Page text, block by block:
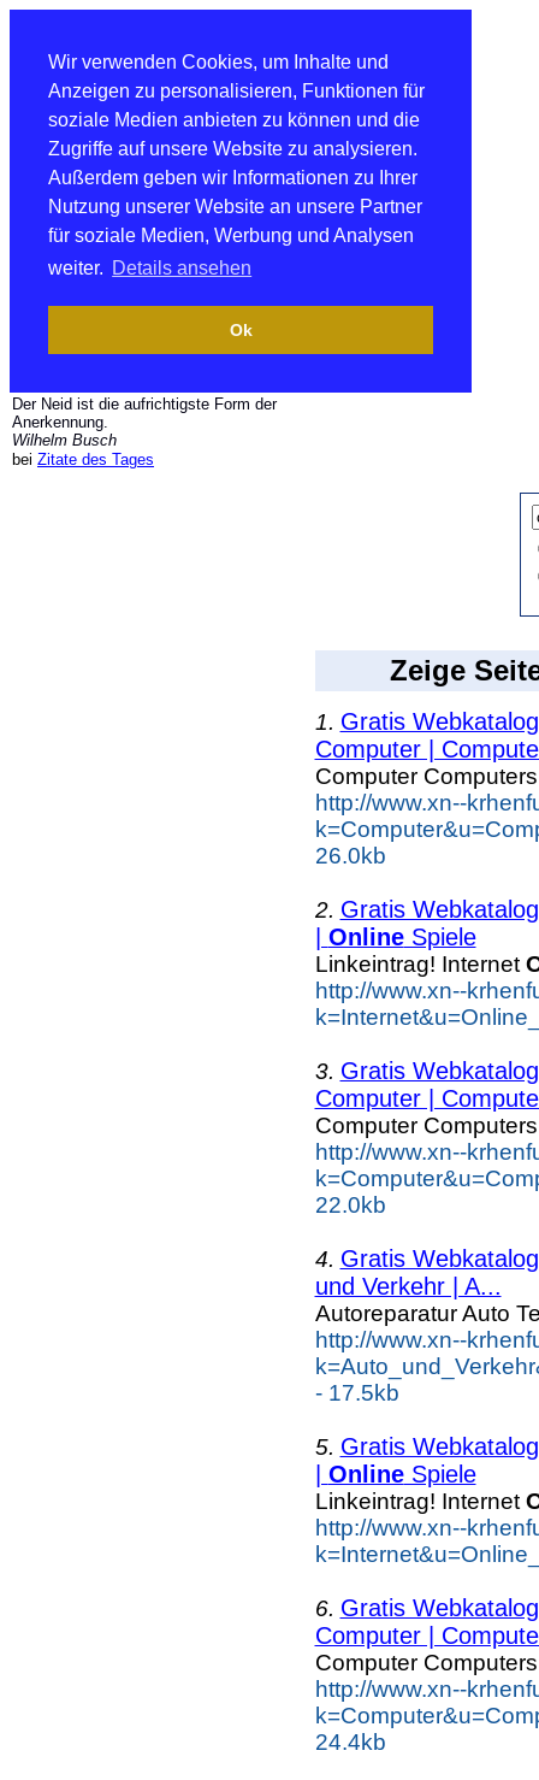
Wir verwenden Cookies, um Inhalte und
Anzeigen zu personalisieren, Funktionen für
soziale Medien anbieten zu können und die
Zugriffe auf unsere Website zu analysieren.
Außerdem geben wir Informationen zu Ihrer
Nutzung unserer Website an unsere Partner
für soziale Medien, Werbung und Analysen
weiter. Details ansehen
Ok
Der Neid ist die aufrichtigste Form der
Anerkennung.
Wilhelm Busch
bei Zitate des Tages
Zeige
1. Gratis
Computer |
Computer
http://www.xn--
26.0kb
2. Gratis
OnlineSpiele
Linkeintrag! Internet
http://www.xn--
3. Gratis
Computer |
Computer
http://www.xn--
22.0kb
4. Gratis
und Verkehr | A...
Autoreparatur Auto
http://www.xn--
- 17.5kb
5. Gratis
OnlineSpiele
Linkeintrag! Internet
http://www.xn--
6. Gratis
Computer |
Computer
http://www.xn--
24.4kb